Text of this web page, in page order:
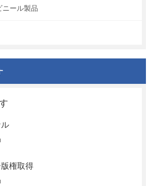
ニール製品
権取得